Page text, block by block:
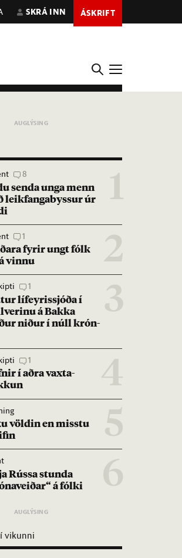
SKRÁ INN ÁSKRIFT
1
8
senda unga menn
leik­fanga­byss­ur úr
2
1
fyr­ir ungt fólk
vinnu
3
1
líf­eyr­is­sjóða í
á Bakka
nið­ur í núll krón­
4
1
í aðra vaxta­
5
völd­in en misstu
6
Rússa stunda
á fólki
í vikunni